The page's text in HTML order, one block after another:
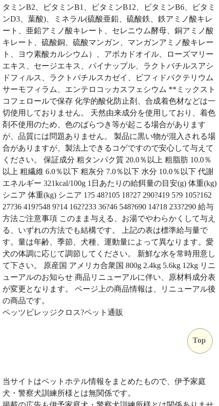
タミンB2、ビタミンB1、ビタミンB12、ビタミンB6、ビタミ
ンD3、葉酸)、ミネラル(硫酸亜鉛、硫酸鉄、鉄アミノ酸キレ
ート、亜鉛アミノ酸キレート、セレニウム酵母、銅アミノ酸
キレート、硫酸銅、硫酸マンガン、マンガンアミノ酸キレー
ト、ヨウ素酸カルシウム）、アボカドオイル、ローズマリー
エキス、セージエキス、パイナップル、ラクトバチルスアシ
ドフィルス、ラクトバチルスカゼイ、ビフィドバクテリウム
サーモフィラム、エンテロコッカスフェシウム **ミックスト
コフェロールで保存 化学的酸化防止剤、合成着色材などは一
切使用しておりません。 天然由来成分を使用しており、着色
剤不使用のため、色のばらつき等が起こる場合があります
が、品質には問題ありません。 製品に黒い物が混入される場
合がありますが、製法上できるコゲですので安心して与えて
ください。 保証成分 粗タンパク質 20.0％以上 粗脂肪 10.0％
以上 粗繊維 6.0％以下 粗灰分 7.0％以下 水分 10.0％以下 代謝
エネルギー 321kcal/100g 1日あたりの給餌量の目安(g) 体重(kg)
シニア 体重(kg) シニア 1?5 48?105 18?27 290?419 5?9 105?162
27?36 419?548 9?14 162?233 36?46 548?690 14?18 233?290 給与
方法ご注意事項 このまま与える、お湯でやわらかくして与え
る、いずれの方法でも結構です。 上記の表は標準給与量で
す。量は年齢、季節、犬種、運動量によって異なります。愛
犬の体調に応じて調節してください。 新鮮な水を常時用意し
て下さい。 原産国 アメリカ合衆国 800g 2.4kg 5.6kg 12kg リニ
ューアルのお知らせ 商品リニューアルに伴い、原材料成分表
が変更となります。 ページ上の商品情報は、リニューアル後
の商品です。
ペッツビレッジクロス?ペット通販
Top
当サイトはペットホテル情報をまとめたもので、伊予家庭
犬・警察犬訓練所様とは無関係です。